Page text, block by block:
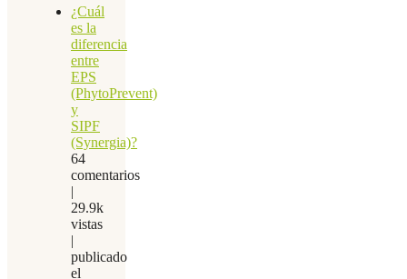
¿Cuál
es la
diferencia
entre
EPS
(PhytoPrevent)
y
SIPF
(Synergia)?
64
comentarios
|
29.9k
vistas
|
publicado
el